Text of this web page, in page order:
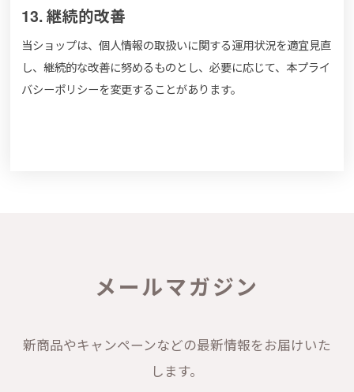
13. 継続的改善
当ショップは、個人情報の取扱いに関する運用状況を適宜見直
し、継続的な改善に努めるものとし、必要に応じて、本プライ
バシーポリシーを変更することがあります。
メールマガジン
新商品やキャンペーンなどの最新情報をお届けいた
します。